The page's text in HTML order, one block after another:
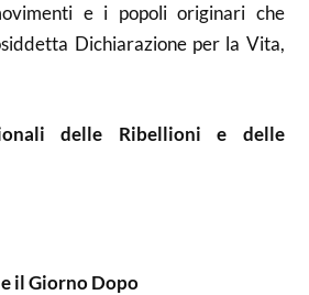
e i popoli originari che
Dichiarazione per la Vita,
delle Ribellioni e delle
il Giorno Dopo